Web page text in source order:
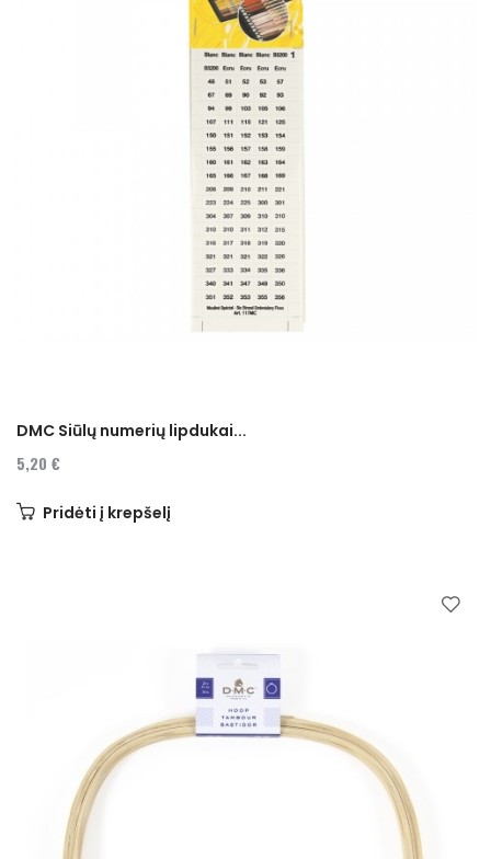
DMC Siūlų numerių lipdukai...
5,20 €
Pridėti į krepšelį